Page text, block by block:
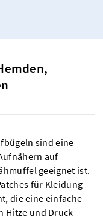
sind eine
auf
geeignet ist.
für Kleidung
die eine einfache
Hitze und Druck